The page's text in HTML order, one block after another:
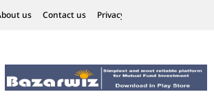
us Contact us Privacy Policy